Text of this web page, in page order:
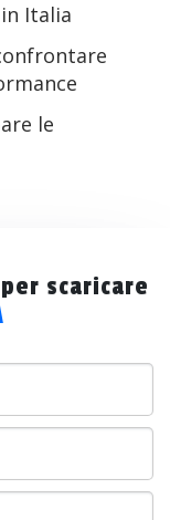
Italia
le
scaricare